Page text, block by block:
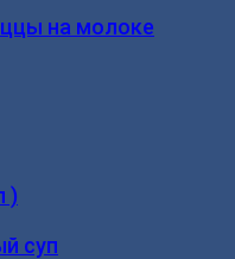
на молоке
)
суп